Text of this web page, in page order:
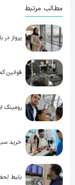
مطالب مرتبط
پرواز در
قوانین
رومینگ
خرید
بلیط